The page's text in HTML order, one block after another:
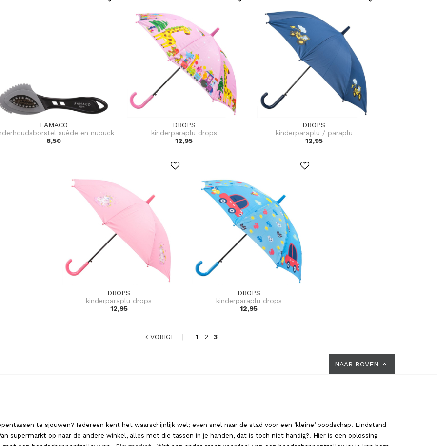
FAMACO
suède en nubuck
8,50
DROPS
kinderparaplu drops
12,95
DROPS
kinderparaplu / paraplu
12,95
DROPS
kinderparaplu drops
12,95
DROPS
kinderparaplu drops
12,95
VORIGE | 1 2 3
NAAR BOVEN
te sjouwen? Iedereen kent het waarschijnlijk wel; even snel naar de stad voor een ‘kleine’ boodschap. Eindstand
supermarkt op naar de andere winkel, alles met die tassen in je handen, dat is toch niet handig?! Hier is een oplossing